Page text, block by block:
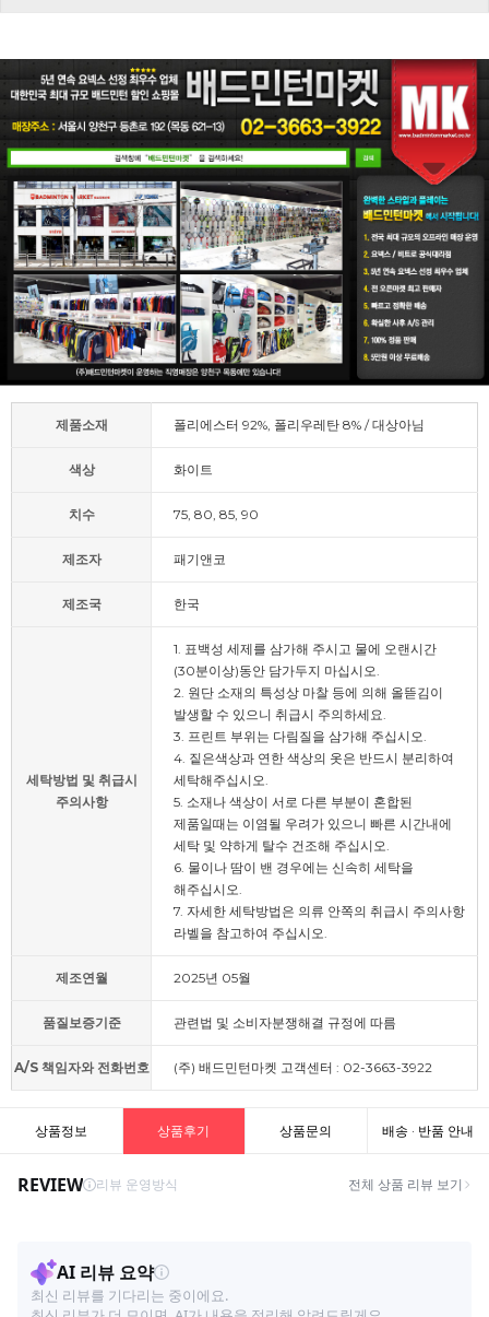
제품소재 폴리에스터 92%, 폴리우레탄 8% / 대상아님
색상 화이트
치수 75, 80, 85, 90
제조자 패기앤코
제조국 한국
세탁방법 및 취급시
주의사항
1. 표백성 세제를 삼가해 주시고 물에 오랜시간
(30분이상)동안 담가두지 마십시오.
2. 원단 소재의 특성상 마찰 등에 의해 올뜯김이
발생할 수 있으니 취급시 주의하세요.
3. 프린트 부위는 다림질을 삼가해 주십시오.
4. 짙은색상과 연한 색상의 옷은 반드시 분리하여
세탁해주십시오.
5. 소재나 색상이 서로 다른 부분이 혼합된
제품일때는 이염될 우려가 있으니 빠른 시간내에
세탁 및 약하게 탈수 건조해 주십시오.
6. 물이나 땀이 밴 경우에는 신속히 세탁을
해주십시오.
7. 자세한 세탁방법은 의류 안쪽의 취급시 주의사항
라벨을 참고하여 주십시오.
제조연월 2025년 05월
품질보증기준 관련법 및 소비자분쟁해결 규정에 따름
A/S 책임자와 전화번호 (주) 배드민턴마켓 고객센터 : 02-3663-3922
상품정보 상품후기 상품문의 배송 · 반품 안내